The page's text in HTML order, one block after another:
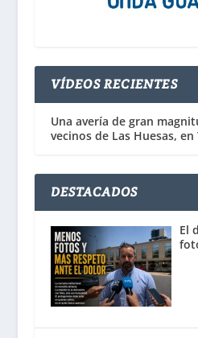
VÍDEOS RECIENTES
Una avería de gran
vecinos de Las Huesas, en
DESTACADOS
El